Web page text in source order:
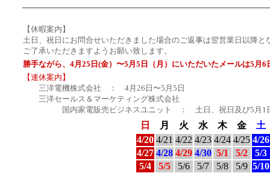
【休暇案内】
土日、祝日にお問合せいただきました場合のご返事は翌営業日以降と
ご了承いただきますようお願い致します。
勝手ながら、4月25日(金）〜5月5日（月）にいただいたメールは5月
【連休案内】
三洋電機株式会社 ： 4月26日〜5月5日
三洋セールス＆マーケティング株式会社
国内家電販売ビジネスユニット ： 土日、祝日及び5月1
日 月 火 水 木 金
土
4/20 4/21 4/22 4/23 4/24 4/25 4/26
4/27 4/28 4/29 4/30 5/1 5/2
5/3
5/4
5/5 5/6 5/7 5/8 5/9 5/10